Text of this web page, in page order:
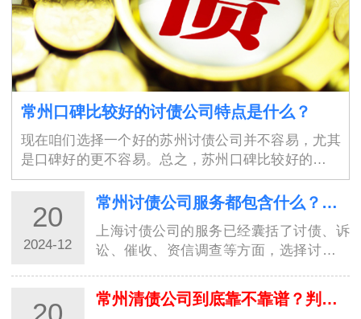
常州口碑比较好的讨债公司特点是什么？
现在咱们选择一个好的苏州讨债公司并不容易，尤其
是口碑好的更不容易。总之，苏州口碑比较好的讨债
公司具有高素质的专业团队、保障债权人权益、高效
率、良好的沟通能力、严谨的工作态度、灵活性、良
好…
20
2024-12
常州讨债公司服务都包含什么？选择讨债公司需要具备的条件
上海讨债公司的服务已经囊括了讨债、诉
讼、催收、资信调查等方面，选择讨债公
而且要确保对方合规合法，有相关资质和
口碑信誉。只有选择了合适的讨债公司，
常州清债公司到底靠不靠谱？判断依据是什么呢？